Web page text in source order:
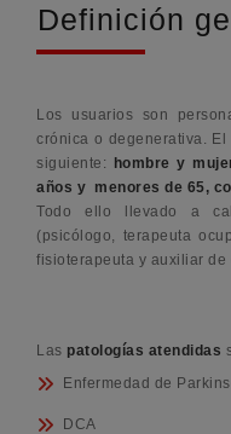
Definición
Los usuarios son
crónica o degenerativa.
siguiente:
hombre y
años y menores de 65,
Todo ello llevado a
(psicólogo, terapeuta
fisioterapeuta y auxiliar de
Las patologías atendidas
Enfermedad de
DCA